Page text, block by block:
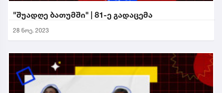
"შუადღე ბათუმში" | 81-ე გადაცემა
28 ნოე. 2023